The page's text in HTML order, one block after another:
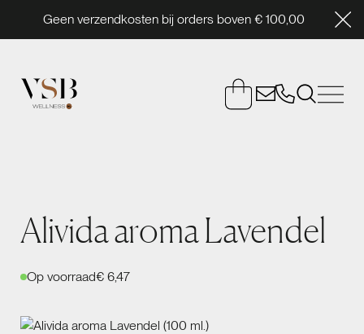
Geen verzendkosten bij orders boven € 100,00
Alivida aroma Lavendel
Op voorraad€ 6,47